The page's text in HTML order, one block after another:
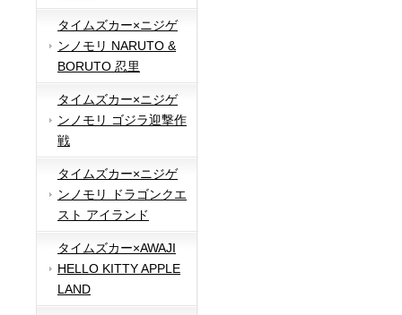
タイムズカー×ニジゲ
ンノモリ NARUTO &
BORUTO 忍里
タイムズカー×ニジゲ
ンノモリ ゴジラ迎撃作
戦
タイムズカー×ニジゲ
ンノモリ ドラゴンクエ
スト アイランド
タイムズカー×AWAJI
HELLO KITTY APPLE
LAND